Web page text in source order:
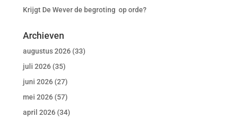
Krijgt De Wever de begroting op orde?
Archieven
augustus 2026(33)
juli 2026(35)
juni 2026(27)
mei 2026(57)
april 2026(34)